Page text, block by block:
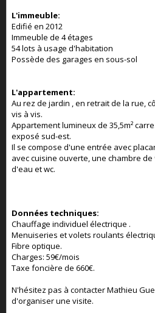
L'immeuble:
Edifié en 2012
Immeuble de 4 étages
54 lots à usage d'habitation
Possède des garages en sous-sol
L'appartement:
Au rez de jardin , en retrait de la rue,
vis à vis.
Appartement lumineux de 35,5m²
exposé sud-est.
Il se compose d'une entrée avec
avec cuisine ouverte, une chambre de
d'eau et wc.
Données techniques:
Chauffage individuel électrique .
Menuiseries et volets roulants
Fibre optique.
Charges: 59€/mois
Taxe foncière de 660€.
N'hésitez pas à contacter Mathieu
d'organiser une visite.